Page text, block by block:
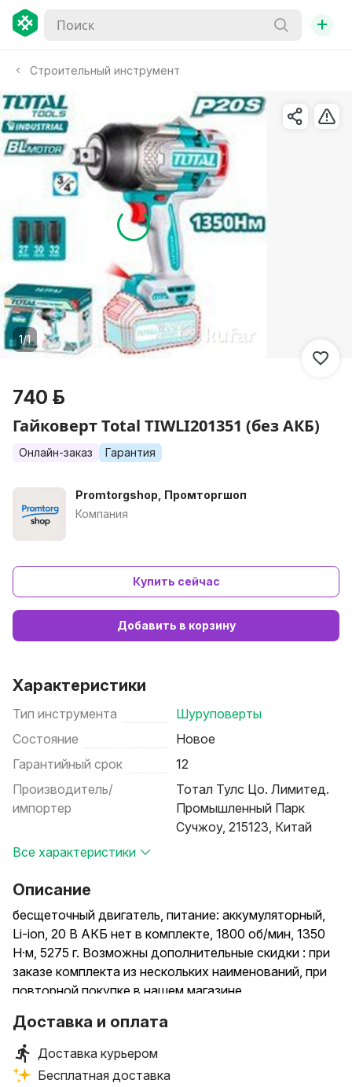
+
Строительный инструмент
1/1
740 р.
Гайковерт Total TIWLI201351 (без АКБ)
Онлайн-заказ Гарантия
Promtorgshop, Промторгшоп
Компания
Купить сейчас
Добавить в корзину
Характеристики
Тип инструмента
Шуруповерты
Состояние
Новое
Гарантийный срок
12
Производитель/
импортер
Тотал Тулс Цо. Лимитед.
Промышленный Парк
Сучжоу, 215123, Китай
Все характеристики
Описание
бесщеточный двигатель, питание: аккумуляторный,
Li-ion, 20 В АКБ нет в комплекте, 1800 об/мин, 1350
Н·м, 5275 г. Возможны дополнительные скидки : при
заказе комплекта из нескольких наименований, при
повторной покупке в нашем магазине
Доставка и оплата
Доставка курьером
Бесплатная доставка